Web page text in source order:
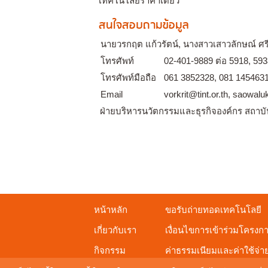
สนใจสอบถามข้อมูล
นายวรกฤต แก้วรัตน์, นางสาวเสาวลักษณ์ ศ
โทรศัพท์
02-401-9889 ต่อ 5918,
โทรศัพท์มือถือ
061 3852328, 081 1454631
Email
vorkrit@tint.or.th,
ฝ่ายบริหารนวัตกรรมและธุรกิจองค์กร สถา
หน้าหลัก
เกี่ยวกับเรา
กิจกรรม
ขอรับถ่ายทอดเทคโนโลยี
เงื่อนไขการเข้าร่วมโครงก
ค่าธรรมเนียมและค่าใช้จ่า